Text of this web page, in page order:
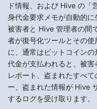
ド情報、および Hive の「
身代金要求メモが自動的に
被害者と Hive 管理者の間
者が復号化ツールとその
に、通常はビットコイン
代金が支払われると、被
レポート、盗まれたすべ
ー、盗まれた情報が Hive
するログを受け取ります。